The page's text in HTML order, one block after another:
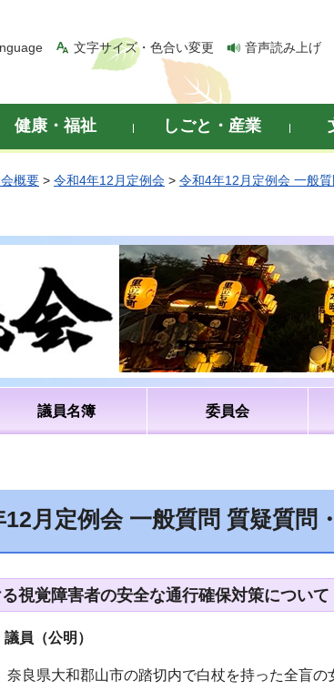
文字サイズ・色合い変更 音声読み上げ
健康・福祉 しごと・産業
概要 > 令和4年12月定例会 > 令和4年12月定例会 一般
議員名簿 委員会
月定例会 一般質問 質疑質問
視覚障害者の安全な通行確保対策について
員（公明）
奈良県大和郡山市の踏切内で白杖を持った全盲